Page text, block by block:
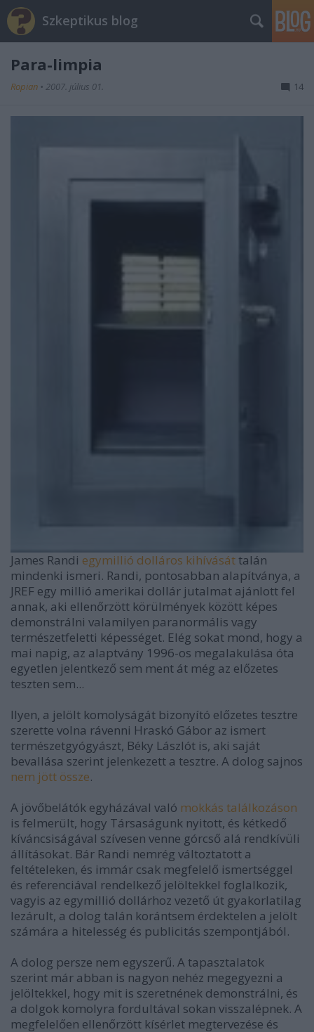
Szkeptikus blog
Para-limpia
Ropian • 2007. július 01. 14
James Randi egymillió dolláros kihívását talán
mindenki ismeri. Randi, pontosabban alapítványa, a
JREF egy millió amerikai dollár jutalmat ajánlott fel
annak, aki ellenőrzött körülmények között képes
demonstrálni valamilyen paranormális vagy
természetfeletti képességet. Elég sokat mond, hogy a
mai napig, az alaptvány 1996-os megalakulása óta
egyetlen jelentkező sem ment át még az előzetes
teszten sem...
Ilyen, a jelölt komolyságát bizonyító előzetes tesztre
szerette volna rávenni Hraskó Gábor az ismert
természetgyógyászt, Béky Lászlót is, aki saját
bevallása szerint jelenkezett a tesztre. A dolog sajnos
nem jött össze.
A jövőbelátók egyházával való mokkás találkozáson
is felmerült, hogy Társaságunk nyitott, és kétkedő
kíváncsiságával szívesen venne górcső alá rendkívüli
állításokat. Bár Randi nemrég változtatott a
feltételeken, és immár csak megfelelő ismertséggel
és referenciával rendelkező jelöltekkel foglalkozik,
vagyis az egymillió dollárhoz vezető út gyakorlatilag
lezárult, a dolog talán korántsem érdektelen a jelölt
számára a hitelesség és publicitás szempontjából.
A dolog persze nem egyszerű. A tapasztalatok
szerint már abban is nagyon nehéz megegyezni a
jelöltekkel, hogy mit is szeretnének demonstrálni, és
a dolgok komolyra fordultával sokan visszalépnek. A
megfelelően ellenőrzött kísérlet megtervezése és